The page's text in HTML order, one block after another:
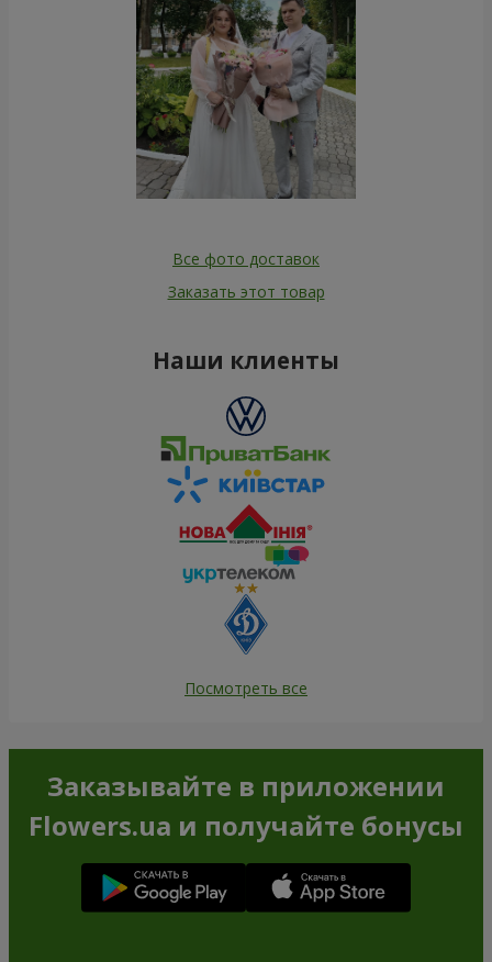
Все фото доставок
Заказать этот товар
Наши клиенты
Посмотреть все
Заказывайте в приложении
Flowers.ua и получайте бонусы